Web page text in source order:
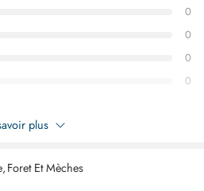
0
0
0
0
votre avis sur “EPICA jeu de foret
EP10362”
plus
,Foret Et Mèches